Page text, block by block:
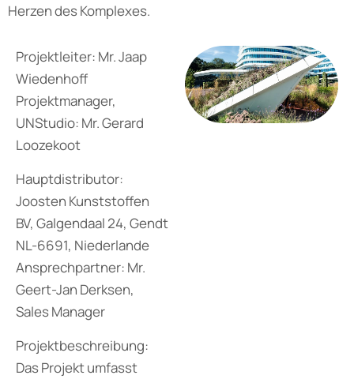
Herzen des Komplexes.
Projektleiter: Mr. Jaap
Wiedenhoff
Projektmanager,
UNStudio: Mr. Gerard
Loozekoot
Hauptdistributor:
Joosten Kunststoffen
BV, Galgendaal 24, Gendt
NL-6691, Niederlande
Ansprechpartner: Mr.
Geert-Jan Derksen,
Sales Manager
Projektbeschreibung:
Das Projekt umfasst